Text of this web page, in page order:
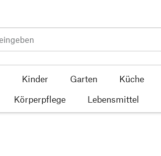
Kinder Garten Küche
Körperpflege Lebensmittel